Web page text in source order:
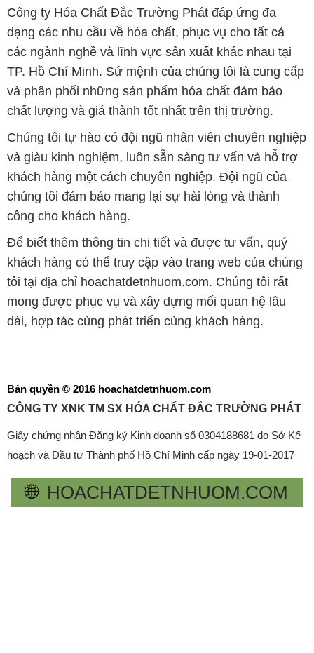
Công ty Hóa Chất Đắc Trường Phát đáp ứng đa
dạng các nhu cầu về hóa chất, phục vụ cho tất cả
các ngành nghề và lĩnh vực sản xuất khác nhau tại
TP. Hồ Chí Minh. Sứ mệnh của chúng tôi là cung cấp
và phân phối những sản phẩm hóa chất đảm bảo
chất lượng và giá thành tốt nhất trên thị trường.
Chúng tôi tự hào có đội ngũ nhân viên chuyên nghiệp
và giàu kinh nghiệm, luôn sẵn sàng tư vấn và hỗ trợ
khách hàng một cách chuyên nghiệp. Đội ngũ của
chúng tôi đảm bảo mang lại sự hài lòng và thành
công cho khách hàng.
Để biết thêm thông tin chi tiết và được tư vấn, quý
khách hàng có thể truy cập vào trang web của chúng
tôi tại địa chỉ hoachatdetnhuom.com. Chúng tôi rất
mong được phục vụ và xây dựng mối quan hệ lâu
dài, hợp tác cùng phát triển cùng khách hàng.
Bản quyền © 2016 hoachatdetnhuom.com
CÔNG TY XNK TM SX HÓA CHẤT ĐẮC TRƯỜNG PHÁT
Giấy chứng nhận Đăng ký Kinh doanh số 0304188681 do Sở Kế
hoạch và Đầu tư Thành phố Hồ Chí Minh cấp ngày 19-01-2017
🌐 HOACHATDETNHUOM.COM